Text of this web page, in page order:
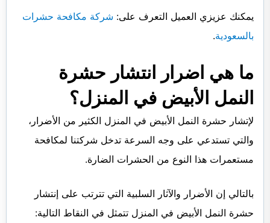
يمكنك عزيزي العميل التعرف على: شركة مكافحة حشرات
بالسعودية.
ما هي اضرار انتشار حشرة
النمل الأبيض في المنزل؟
لإتشار حشرة النمل الأبيض في المنزل الكثير من الأضرار،
والتي تستدعي على وجه السرعة تدخل شركتنا لمكافحة
مستعمرات هذا النوع من الحشرات الضارة.
بالتالي إن الأضرار والآثار السلبية التي تترتب على إنتشار
حشرة النمل الأبيض في المنزل تتمثل في النقاط التالية: